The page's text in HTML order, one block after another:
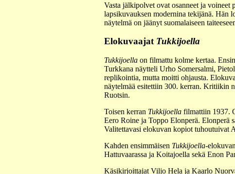
Vasta jälkipolvet ovat osanneet ja voineet
lapsikuvauksen modernina tekijänä. Hän
näytelmä on jäänyt suomalaiseen
Elokuvaajat Tukkijoella
Tukkijoellaon filmattu kolme kertaa.
Turkkana näytteli Urho Somersalmi,
replikointia, mutta moitti ohjausta.
näytelmää esitettiin 300. kerran. Kritiikin
Ruotsin.
Toisen kerran Tukkijoellafilmattiin 1937.
Eero Roine ja Toppo Elonperä. Elonperä
Valitettavasi elokuvan kopiot tuhoutuivat
Kahden ensimmäisen Tukkijoella-
Hattuvaarassa ja Koitajoella sekä Enon
Käsikirjoittajat Viljo Hela ja Kaarlo